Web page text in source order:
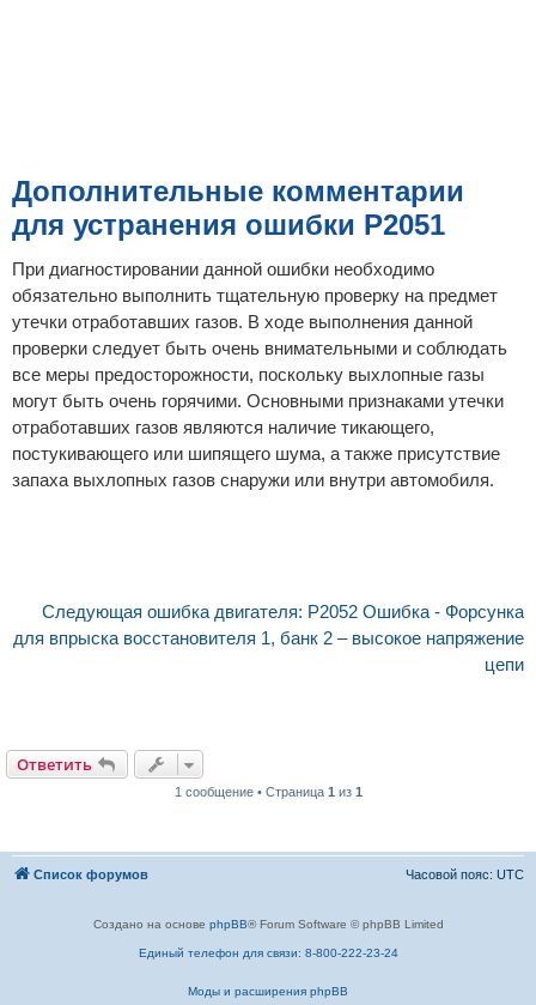
Дополнительные комментарии
для устранения ошибки P2051
При диагностировании данной ошибки необходимо
обязательно выполнить тщательную проверку на предмет
утечки отработавших газов. В ходе выполнения данной
проверки следует быть очень внимательными и соблюдать
все меры предосторожности, поскольку выхлопные газы
могут быть очень горячими. Основными признаками утечки
отработавших газов являются наличие тикающего,
постукивающего или шипящего шума, а также присутствие
запаха выхлопных газов снаружи или внутри автомобиля.
Следующая ошибка двигателя: P2052 Ошибка - Форсунка
для впрыска восстановителя 1, банк 2 – высокое напряжение
цепи
Ответить
1 сообщение • Страница 1 из 1
Список форумов Часовой пояс: UTC
Создано на основе phpBB® Forum Software © phpBB Limited
Единый телефон для связи: 8-800-222-23-24
Моды и расширения phpBB